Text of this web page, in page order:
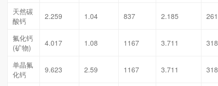
天然碳
酸钙
2.259 1.04 837 2.185
氟化钙
(矿物)
4.017 1.08 1167 3.711
单晶氟
化钙
9.623 2.59 1167 3.711